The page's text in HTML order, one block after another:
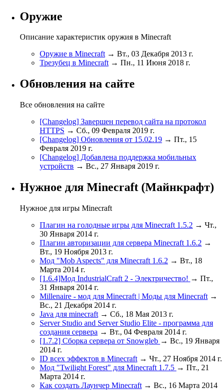
Оружие
Описание характеристик оружия в Minecraft
Оружие в Minecraft → Вт., 03 Декабря 2013 г.
Трезубец в Minecraft → Пн., 11 Июня 2018 г.
Обновления на сайте
Все обновления на сайте
[Changelog] Завершен перевод сайта на протокол
HTTPS → Сб., 09 Февраля 2019 г.
[Changelog] Обновления от 15.02.19 → Пт., 15
Февраля 2019 г.
[Changelog] Добавлена поддержка мобильных
устройств → Вс., 27 Января 2019 г.
Нужное для Minecraft (Майнкрафт)
Нужное для игры Minecraft
Плагин на голодные игры для Minecraft 1.5.2 → Чт.,
30 Января 2014 г.
Плагин авторизации для сервера Minecraft 1.6.2 →
Вт., 19 Ноября 2013 г.
Мод "Mob Aspects" для Minecraft 1.6.2 → Вт., 18
Марта 2014 г.
[1.6.4]Мод IndustrialCraft 2 - Электричество! → Пт.,
31 Января 2014 г.
Millenaire - мод для Minecraft | Моды для Minecraft →
Вс., 21 Декабря 2014 г.
Java для minecraft → Сб., 18 Мая 2013 г.
Server Studio and Server Studio Elite - программа для
создания сервера → Вт., 04 Февраля 2014 г.
[1.7.2] Сборка сервера от Snowgleb → Вс., 19 Января
2014 г.
ID всех эффектов в Minecraft → Чт., 27 Ноября 2014 г.
Мод "Twilight Forest" для Minecraft 1.7.5 → Пт., 21
Марта 2014 г.
Как создать Лаунчер Minecraft → Вс., 16 Марта 2014